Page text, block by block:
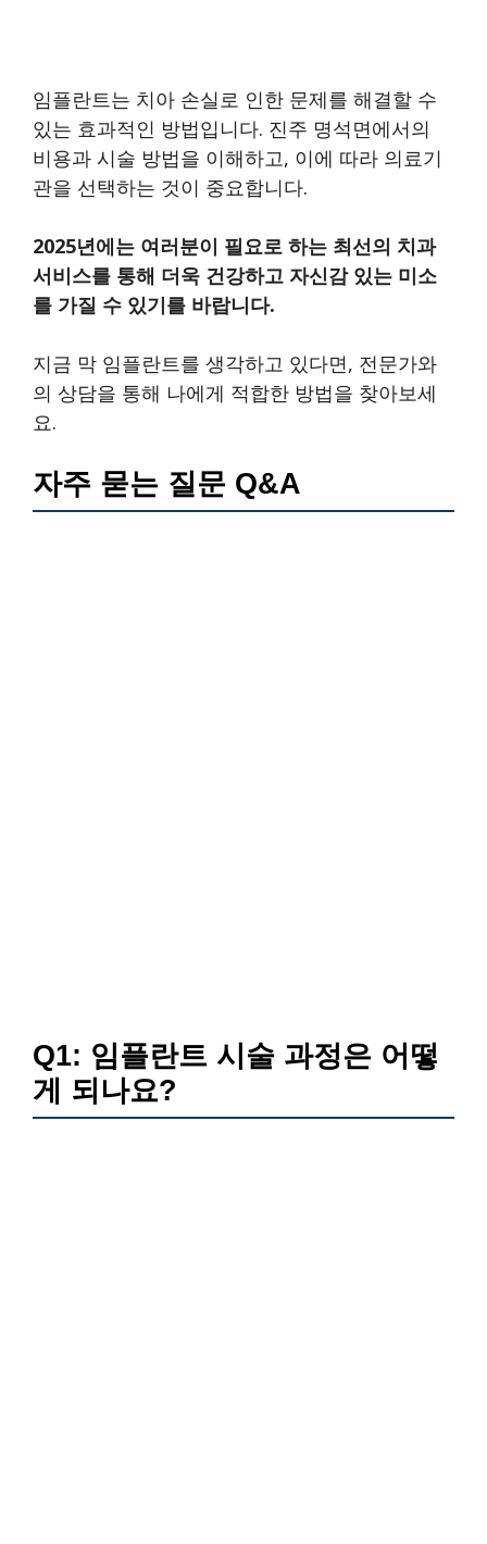
임플란트는 치아 손실로 인한 문제를 해결할 수
있는 효과적인 방법입니다. 진주 명석면에서의
비용과 시술 방법을 이해하고, 이에 따라 의료기
관을 선택하는 것이 중요합니다.
2025년에는 여러분이 필요로 하는 최선의 치과
서비스를 통해 더욱 건강하고 자신감 있는 미소
를 가질 수 있기를 바랍니다.
지금 막 임플란트를 생각하고 있다면, 전문가와
의 상담을 통해 나에게 적합한 방법을 찾아보세
요.
자주 묻는 질문 Q&A
Q1: 임플란트 시술 과정은 어떻
게 되나요?